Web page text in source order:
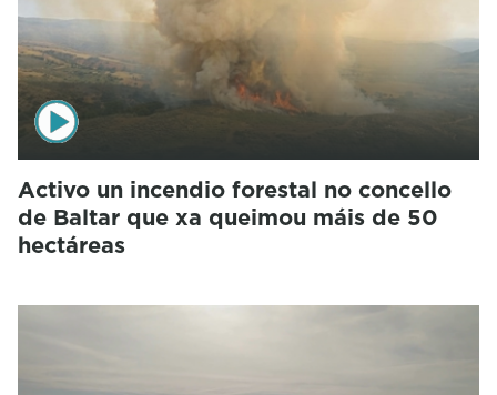
Activo un incendio forestal no concello
de Baltar que xa queimou máis de 50
hectáreas